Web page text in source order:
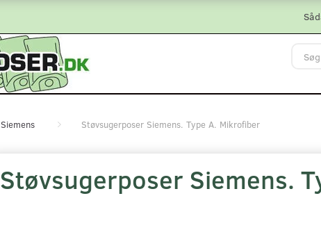
Siemens Støvsugerposer Siemens. Type A. Mikrofiber
Støvsugerposer Siemens.